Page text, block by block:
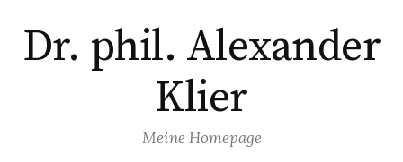
Inhalt
überspringen
Dr. phil. Alexander
Klier
Meine Homepage